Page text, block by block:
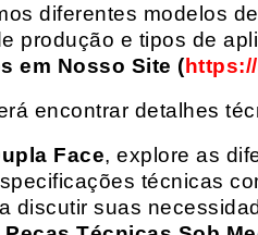
diferentes modelos
produção e tipos de
em Nosso Site (
encontrar detalhes
Face, explore as
técnicas
discutir suas